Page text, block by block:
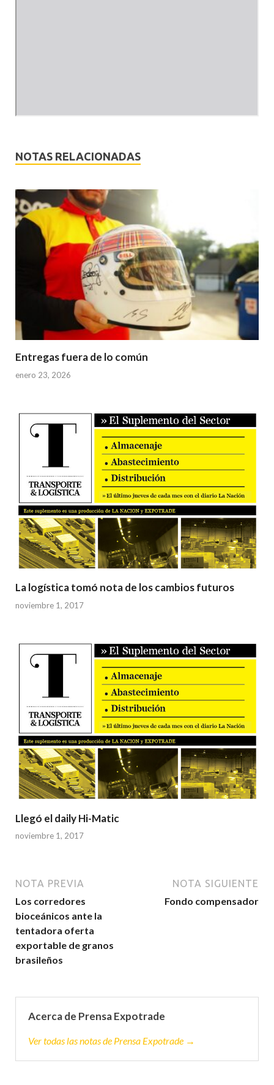
NOTAS RELACIONADAS
Entregas fuera de lo común
enero 23, 2026
La logística tomó nota de los cambios futuros
noviembre 1, 2017
Llegó el daily Hi-Matic
noviembre 1, 2017
NOTA PREVIA
Los corredores
bioceánicos ante la
tentadora oferta
exportable de granos
brasileños
NOTA SIGUIENTE
Fondo compensador
Acerca de Prensa Expotrade
Ver todas las notas de Prensa Expotrade →